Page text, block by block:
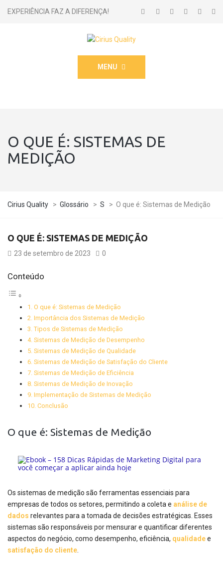
EXPERIÊNCIA FAZ A DIFERENÇA!
MENU
O QUE É: SISTEMAS DE
MEDIÇÃO
Cirius Quality > Glossário > S > O que é: Sistemas de Medição
O QUE É: SISTEMAS DE MEDIÇÃO
23 de setembro de 2023 0
Conteúdo
O que é: Sistemas de Medição
Importância dos Sistemas de Medição
Tipos de Sistemas de Medição
Sistemas de Medição de Desempenho
Sistemas de Medição de Qualidade
Sistemas de Medição de Satisfação do Cliente
Sistemas de Medição de Eficiência
Sistemas de Medição de Inovação
Implementação de Sistemas de Medição
Conclusão
O que é: Sistemas de Medição
Os sistemas de medição são ferramentas essenciais para
empresas de todos os setores, permitindo a coleta e análise de
dados relevantes para a tomada de decisões estratégicas. Esses
sistemas são responsáveis por mensurar e quantificar diferentes
aspectos do negócio, como desempenho, eficiência, qualidadee
satisfação do cliente.